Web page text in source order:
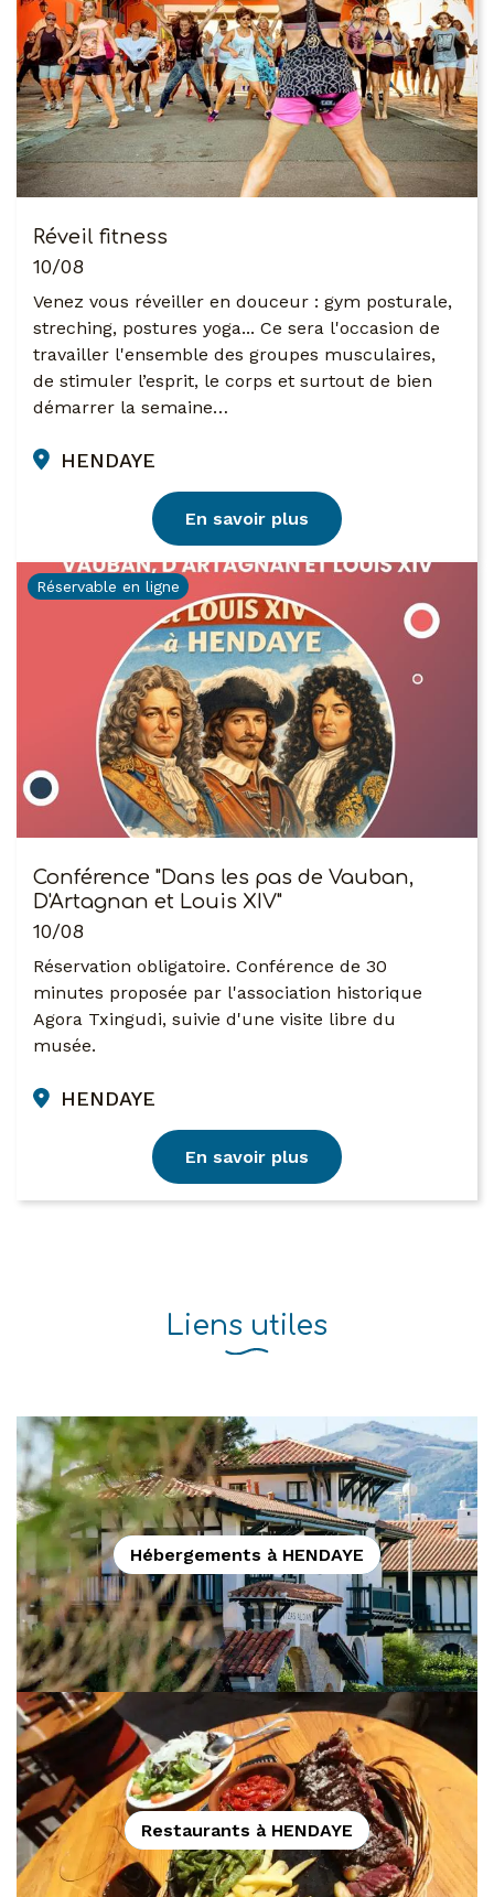
Réveil fitness
10/08
Venez vous réveiller en douceur : gym posturale,
streching, postures yoga... Ce sera l'occasion de
travailler l'ensemble des groupes musculaires,
de stimuler l’esprit, le corps et surtout de bien
démarrer la semaine…
HENDAYE
En savoir plus
Réservable en ligne
Conférence "Dans les pas de Vauban,
D'Artagnan et Louis XIV"
10/08
Réservation obligatoire. Conférence de 30
minutes proposée par l'association historique
Agora Txingudi, suivie d'une visite libre du
musée.
HENDAYE
En savoir plus
Liens utiles
Hébergements à HENDAYE
Restaurants à HENDAYE